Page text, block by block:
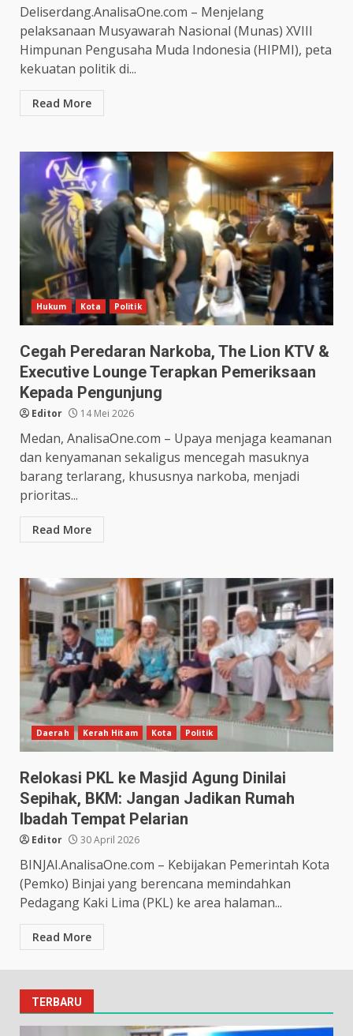
Deliserdang.AnalisaOne.com – Menjelang
pelaksanaan Musyawarah Nasional (Munas) XVIII
Himpunan Pengusaha Muda Indonesia (HIPMI), peta
kekuatan politik di...
Read More
Hukum Kota Politik
Cegah Peredaran Narkoba, The Lion KTV &
Executive Lounge Terapkan Pemeriksaan
Kepada Pengunjung
Editor 14 Mei 2026
Medan, AnalisaOne.com – Upaya menjaga keamanan
dan kenyamanan sekaligus mencegah masuknya
barang terlarang, khususnya narkoba, menjadi
prioritas...
Read More
Daerah Kerah Hitam Kota Politik
Relokasi PKL ke Masjid Agung Dinilai
Sepihak, BKM: Jangan Jadikan Rumah
Ibadah Tempat Pelarian
Editor 30 April 2026
BINJAI.AnalisaOne.com – Kebijakan Pemerintah Kota
(Pemko) Binjai yang berencana memindahkan
Pedagang Kaki Lima (PKL) ke area halaman...
Read More
TERBARU